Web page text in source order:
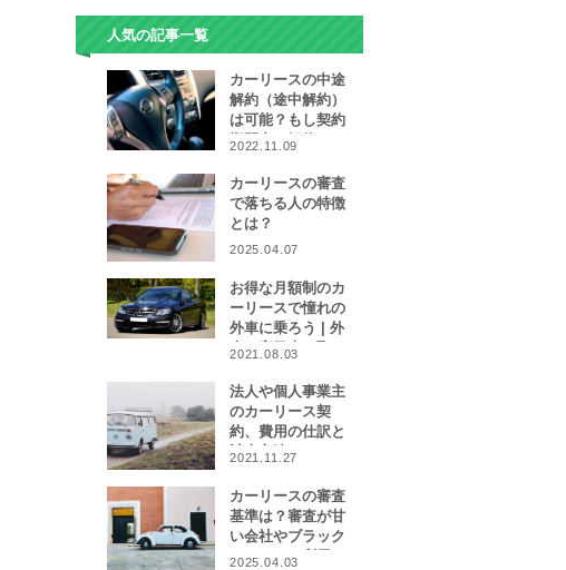
人気の記事一覧
カーリースの中途
解約（途中解約）
は可能？もし契約
期間中に解約をし
なったら…
2022.11.09
カーリースの審査
で落ちる人の特徴
とは？
2025.04.07
お得な月額制のカ
ーリースで憧れの
外車に乗ろう | 外
車や高級車を取り
者をご紹介！
2021.08.03
法人や個人事業主
のカーリース契
約、費用の仕訳と
計上方法は？
2021.11.27
カーリースの審査
基準は？審査が甘
い会社やブラック
リストでも利用で
2025.04.03